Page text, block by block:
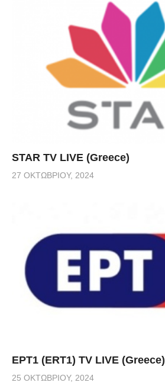
STAR TV LIVE (Greece)
27 ΟΚΤΩΒΡΊΟΥ, 2024
ΕΡΤ1 (ERT1) TV LIVE (Greece)
25 ΟΚΤΩΒΡΊΟΥ, 2024